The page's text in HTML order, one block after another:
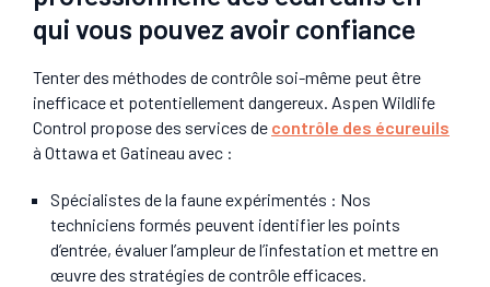
qui vous pouvez avoir confiance
Tenter des méthodes de contrôle soi-même peut être
inefficace et potentiellement dangereux. Aspen Wildlife
Control propose des services de contrôle des écureuils
à Ottawa et Gatineau avec :
Spécialistes de la faune expérimentés : Nos
techniciens formés peuvent identifier les points
d’entrée, évaluer l’ampleur de l’infestation et mettre en
œuvre des stratégies de contrôle efficaces.